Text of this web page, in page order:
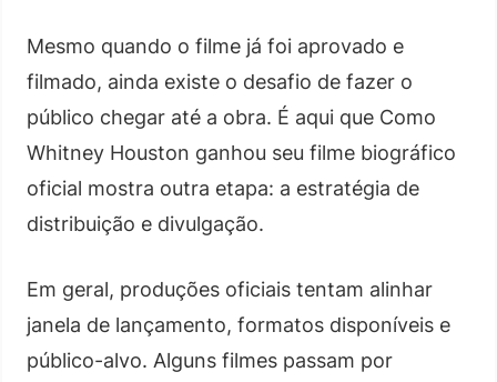
Mesmo quando o filme já foi aprovado e
filmado, ainda existe o desafio de fazer o
público chegar até a obra. É aqui que Como
Whitney Houston ganhou seu filme biográfico
oficial mostra outra etapa: a estratégia de
distribuição e divulgação.
Em geral, produções oficiais tentam alinhar
janela de lançamento, formatos disponíveis e
público-alvo. Alguns filmes passam por